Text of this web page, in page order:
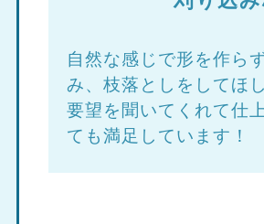
自然な感じで形を作ら
み、枝落としをしてほ
要望を聞いてくれて仕
ても満足しています！